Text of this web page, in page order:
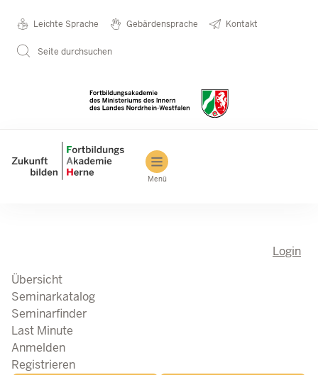
Metanavigation
Leichte Sprache Gebärdensprache Kontakt
Seite durchsuchen
Main navigation
Menü
Login
Übersicht
Seminarkatalog
Seminarfinder
Last Minute
Anmelden
Registrieren